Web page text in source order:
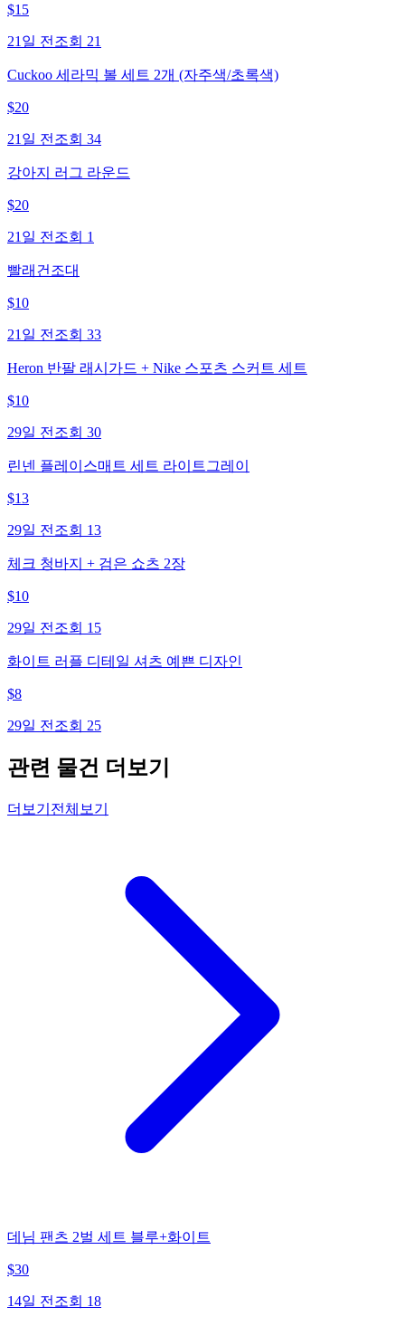
$15
21일 전 조회 21
Cuckoo 세라믹 볼 세트 2개 (자주색/초록색)
$20
21일 전 조회 34
강아지 러그 라운드
$20
21일 전 조회 1
빨래건조대
$10
21일 전 조회 33
Heron 반팔 래시가드 + Nike 스포츠 스커트 세트
$10
29일 전 조회 30
린넨 플레이스매트 세트 라이트그레이
$13
29일 전 조회 13
체크 청바지 + 검은 쇼츠 2장
$10
29일 전 조회 15
화이트 러플 디테일 셔츠 예쁜 디자인
$8
29일 전 조회 25
관련 물건 더보기
더보기 전체보기
데님 팬츠 2벌 세트 블루+화이트
$30
14일 전 조회 18